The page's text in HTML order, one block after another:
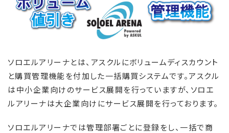
ソロエルアリーナとは、アスクルにボリュームディスカウント
と購買管理機能を付加した一括購買システムです。アスクル
は中小企業向けのサービス展開を行っていますが、ソロエ
ルアリーナは大企業向けにサービス展開を行っております。
ソロエルアリーナでは管理部署ごとに登録をし、一括で商